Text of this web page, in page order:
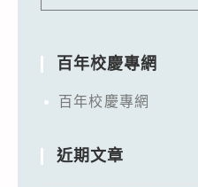
百年校慶專網
百年校慶專網
近期文章